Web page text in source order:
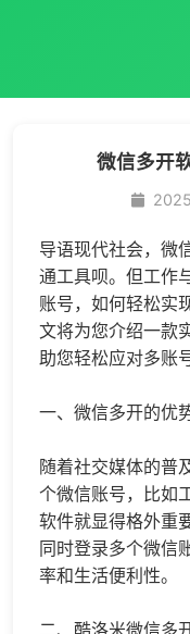
微信多开
导语现代社会，微
通工具呗。但工作
账号，如何轻松实
文将为您介绍一款
助您轻松应对多账
一、 微信多开的优
随着社交媒体的普
个微信账号，比如
软件就显得格外重
同时登录多个微信
率和生活便利性。